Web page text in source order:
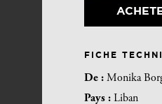
FICHE
De : Monika
Pays : Liban